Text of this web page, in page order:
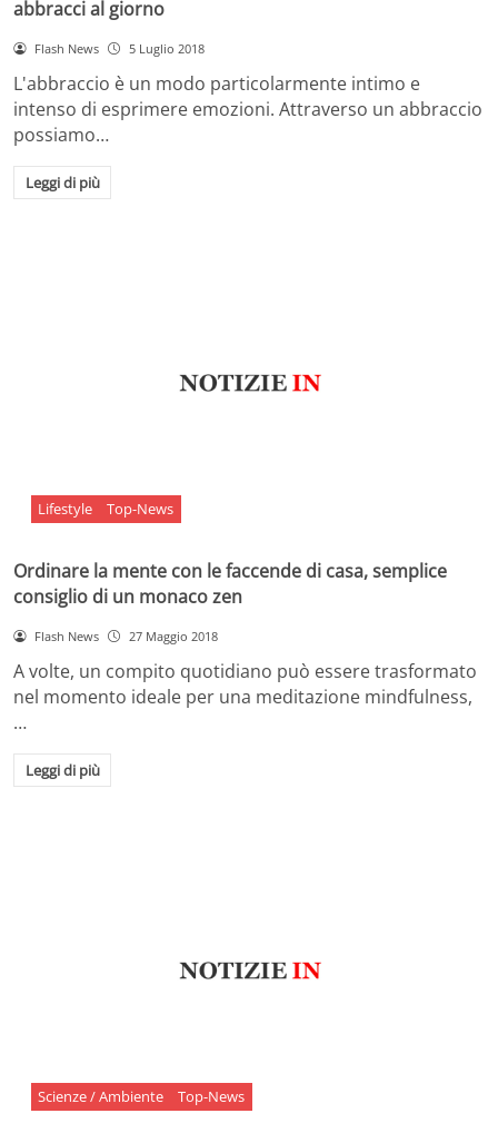
abbracci al giorno
Flash News 5 Luglio 2018
L'abbraccio è un modo particolarmente intimo e
intenso di esprimere emozioni. Attraverso un abbraccio
possiamo…
Leggi di più
Lifestyle Top-News
Ordinare la mente con le faccende di casa, semplice
consiglio di un monaco zen
Flash News 27 Maggio 2018
A volte, un compito quotidiano può essere trasformato
nel momento ideale per una meditazione mindfulness,
…
Leggi di più
Scienze / Ambiente Top-News